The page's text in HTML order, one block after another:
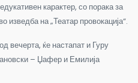
карактер, со порака за
изведба на „Театар провокација“.
вечерта, ќе настапат и Гуру
– Џафер и Емилија